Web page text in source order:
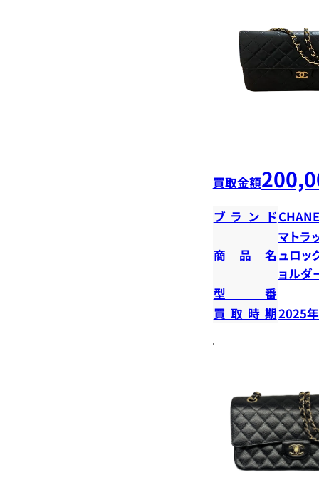
買取金額
ブランド
商品名
マトラ
ュロッ
ョルダ
型番
買取時期2025